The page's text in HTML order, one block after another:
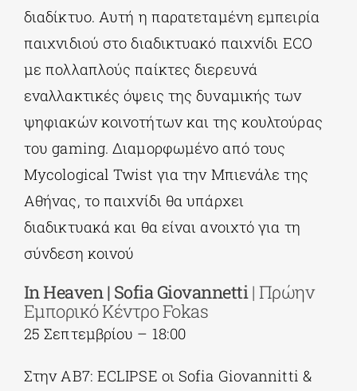
διαδίκτυο. Αυτή η παρατεταμένη εμπειρία
παιχνιδιού στο διαδικτυακό παιχνίδι ECO
με πολλαπλούς παίκτες διερευνά
εναλλακτικές όψεις της δυναμικής των
ψηφιακών κοινοτήτων και της κουλτούρας
του gaming. Διαμορφωμένο από τους
Mycological Twist για την Μπιενάλε της
Αθήνας, το παιχνίδι θα υπάρχει
διαδικτυακά και θα είναι ανοιχτό για τη
σύνδεση κοινού
InHeaven | SofiaGiovannetti| Πρώην
Εμπορικό Κέντρο Fokas
25 Σεπτεμβρίου – 18:00
Στην AB7: ECLIPSE οι Sofia Giovannitti &